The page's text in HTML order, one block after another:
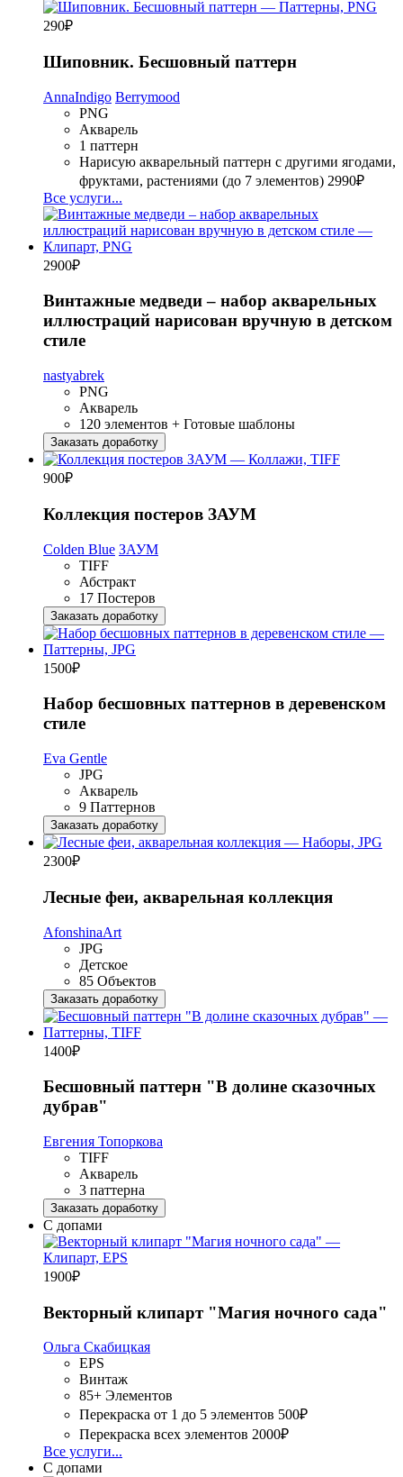
290₽
Шиповник. Бесшовный паттерн
AnnaIndigo Berrymood
PNG
Акварель
1 паттерн
Нарисую акварельный паттерн с другими ягодами,
фруктами, растениями (до 7 элементов) 2990₽
Все услуги...
2900₽
Винтажные медведи – набор акварельных
иллюстраций нарисован вручную в детском
стиле
nastyabrek
PNG
Акварель
120 элементов + Готовые шаблоны
Заказать доработку
900₽
Коллекция постеров ЗАУМ
Colden Blue ЗАУМ
TIFF
Абстракт
17 Постеров
Заказать доработку
1500₽
Набор бесшовных паттернов в деревенском
стиле
Eva Gentle
JPG
Акварель
9 Паттернов
Заказать доработку
2300₽
Лесные феи, акварельная коллекция
AfonshinaArt
JPG
Детское
85 Объектов
Заказать доработку
1400₽
Бесшовный паттерн "В долине сказочных
дубрав"
Евгения Топоркова
TIFF
Акварель
3 паттерна
Заказать доработку
С допами
1900₽
Векторный клипарт "Магия ночного сада"
Ольга Скабицкая
EPS
Винтаж
85+ Элементов
Перекраска от 1 до 5 элементов 500₽
Перекраска всех элементов 2000₽
Все услуги...
С допами